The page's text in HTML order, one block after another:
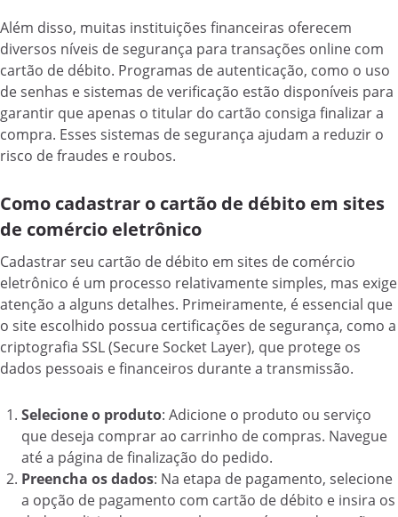
Além disso, muitas instituições financeiras oferecem
diversos níveis de segurança para transações online com
cartão de débito. Programas de autenticação, como o uso
de senhas e sistemas de verificação estão disponíveis para
garantir que apenas o titular do cartão consiga finalizar a
compra. Esses sistemas de segurança ajudam a reduzir o
risco de fraudes e roubos.
Como cadastrar o cartão de débito em sites
de comércio eletrônico
Cadastrar seu cartão de débito em sites de comércio
eletrônico é um processo relativamente simples, mas exige
atenção a alguns detalhes. Primeiramente, é essencial que
o site escolhido possua certificações de segurança, como a
criptografia SSL (Secure Socket Layer), que protege os
dados pessoais e financeiros durante a transmissão.
Selecione o produto: Adicione o produto ou serviço
que deseja comprar ao carrinho de compras. Navegue
até a página de finalização do pedido.
Preencha os dados: Na etapa de pagamento, selecione
a opção de pagamento com cartão de débito e insira os